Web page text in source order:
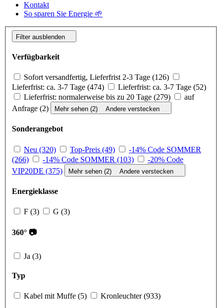
Kontakt
So sparen Sie Energie 🌱
Filter ausblenden
Verfügbarkeit
Sofort versandfertig, Lieferfrist 2-3 Tage (126)
Lieferfrist: ca. 3-7 Tage (474)
Lieferfrist: ca. 3-7 Tage (52)
Lieferfrist: normalerweise bis zu 20 Tage (279)
auf
Anfrage (2)
Mehr sehen (2) Andere verstecken
Sonderangebot
Neu (320) Top-Preis (49)
-14% Code SOMMER
(266)
-14% Code SOMMER (103)
-20% Code
VIP20DE (375)
Mehr sehen (2) Andere verstecken
Energieklasse
F (3) G (3)
360° 📷
Ja (3)
Typ
Kabel mit Muffe (5) Kronleuchter (933)